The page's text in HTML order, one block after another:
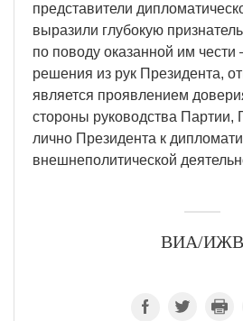
представители
выразили глубокую
по поводу оказанной им
решения из рук Президента,
является проявлением
стороны руководства Партии,
лично Президента к
внешнеполитической
ВИА/ИЖВ